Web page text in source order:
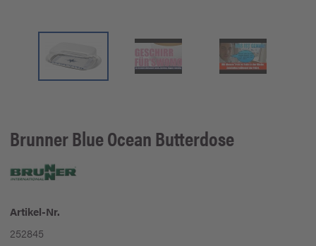
BrunnerBlue Ocean Butterdose
Artikel-Nr.
252845